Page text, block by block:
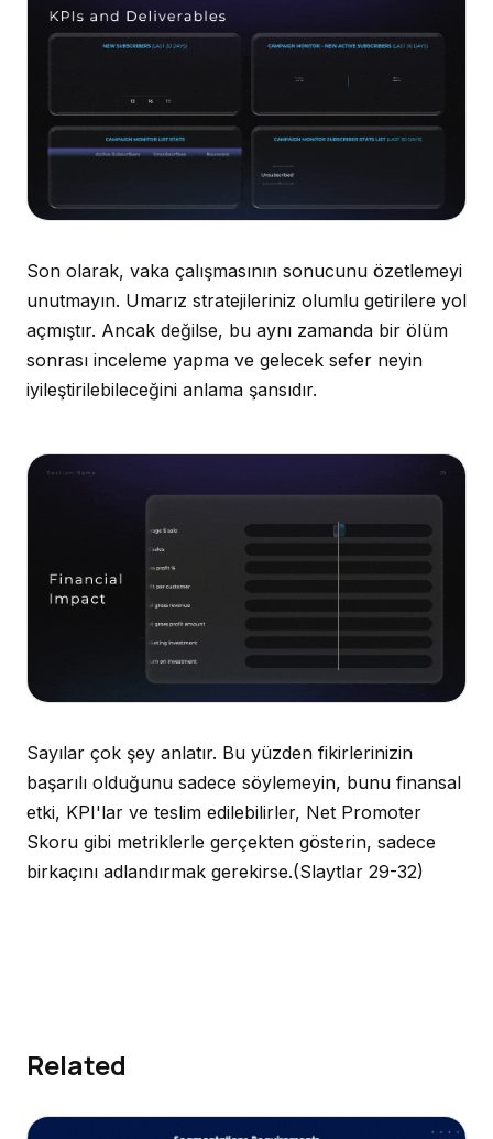
Son olarak, vaka çalışmasının sonucunu özetlemeyi
unutmayın. Umarız stratejileriniz olumlu getirilere yol
açmıştır. Ancak değilse, bu aynı zamanda bir ölüm
sonrası inceleme yapma ve gelecek sefer neyin
iyileştirilebileceğini anlama şansıdır.
Sayılar çok şey anlatır. Bu yüzden fikirlerinizin
başarılı olduğunu sadece söylemeyin, bunu finansal
etki, KPI'lar ve teslim edilebilirler, Net Promoter
Skoru gibi metriklerle gerçekten gösterin, sadece
birkaçını adlandırmak gerekirse.(Slaytlar 29-32)
Related